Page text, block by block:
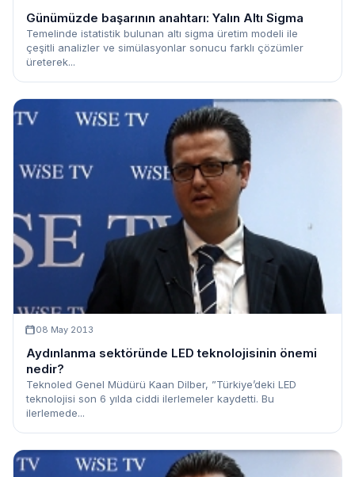
Günümüzde başarının anahtarı: Yalın Altı Sigma
Temelinde istatistik bulunan altı sigma üretim modeli ile
çeşitli analizler ve simülasyonlar sonucu farklı çözümler
üreterek...
08 May 2013
Aydınlanma sektöründe LED teknolojisinin önemi
nedir?
Teknoled Genel Müdürü Kaan Dilber, ”Türkiye’deki LED
teknolojisi son 6 yılda ciddi ilerlemeler kaydetti. Bu
ilerlemede...